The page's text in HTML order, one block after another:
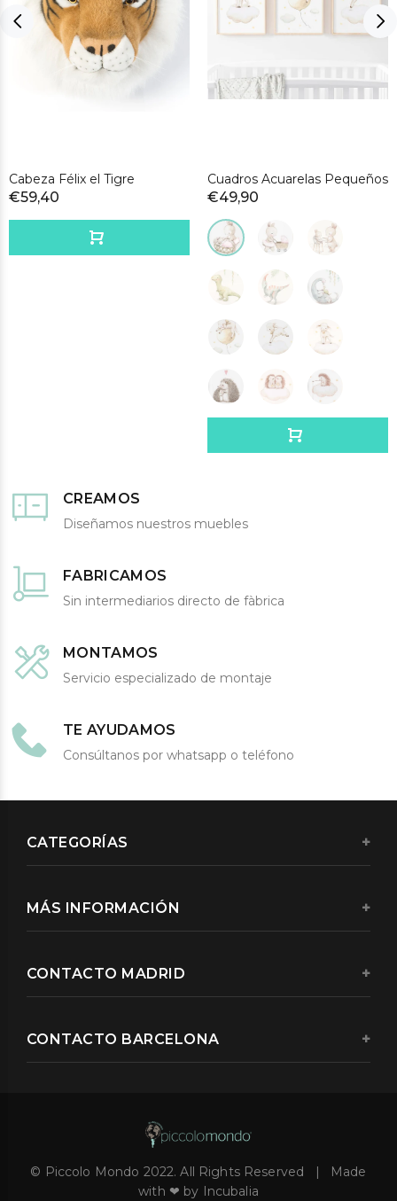
Cabeza Félix el Tigre
€59,40
Cuadros Acuarelas Pequeños
€49,90
CREAMOS
Diseñamos nuestros muebles
FABRICAMOS
Sin intermediarios directo de fàbrica
MONTAMOS
Servicio especializado de montaje
TE AYUDAMOS
Consúltanos por whatsapp o teléfono
CATEGORÍAS
MÁS INFORMACIÓN
CONTACTO MADRID
CONTACTO BARCELONA
© Piccolo Mondo 2022. All Rights Reserved | Made
with ❤ by Incubalia